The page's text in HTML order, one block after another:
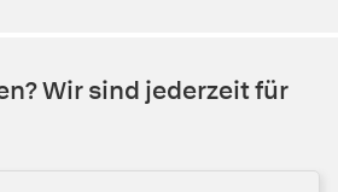
Wir sind jederzeit für